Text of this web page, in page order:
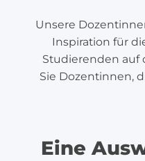
Unsere
Inspiration für
Studierenden auf
Sie Dozentinnen,
Eine